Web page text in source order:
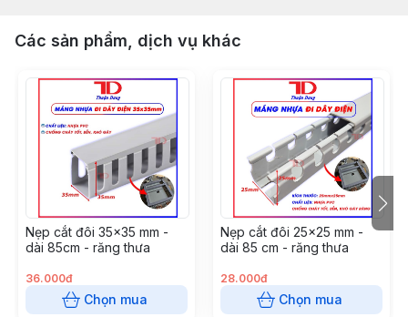
Các sản phẩm, dịch vụ khác
Nẹp cắt đôi 35x35 mm -
dài 85cm - răng thưa
36.000đ
Chọn mua
Nẹp cắt đôi 25x25 mm -
dài 85 cm - răng thưa
28.000đ
Chọn mua